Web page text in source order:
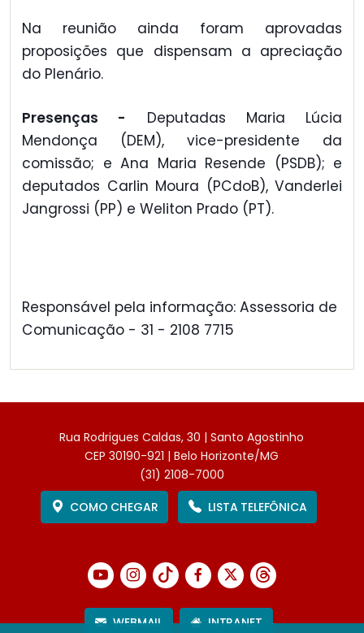
Na reunião ainda foram aprovadas
proposições que dispensam a apreciação
do Plenário.
Presenças - Deputadas Maria Lúcia
Mendonça (DEM), vice-presidente da
comissão; e Ana Maria Resende (PSDB); e
deputados Carlin Moura (PCdoB), Vanderlei
Jangrossi (PP) e Weliton Prado (PT).
Responsável pela informação: Assessoria de
Comunicação - 31 - 2108 7715
Rua Rodrigues Caldas, 30 | Santo Agostinho
CEP 30190-921 | Belo Horizonte/MG
(31) 2108-7000
COMO CHEGAR
LISTA TELEFÔNICA
WEBMAIL INTRANET